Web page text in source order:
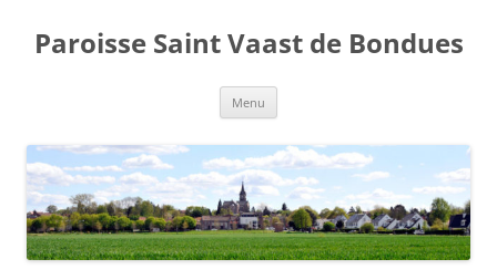
contenu
Paroisse Saint Vaast de Bondues
Menu